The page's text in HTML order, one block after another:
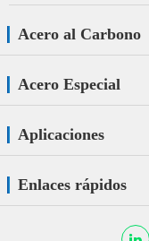
Acero al Carbono
Acero Especial
Aplicaciones
Enlaces rápidos